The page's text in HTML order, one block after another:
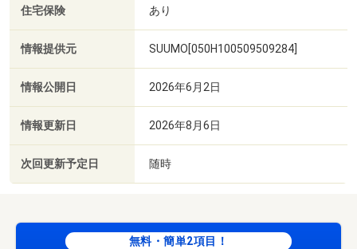
住宅保険 あり
情報提供元 SUUMO[050H100509509284]
情報公開日 2026年6月2日
情報更新日 2026年8月6日
次回更新予定日 随時
無料・簡単2項目！